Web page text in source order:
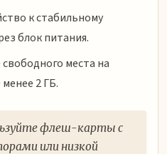
к стабильному
блок питания.
места на
2 ГБ.
флеш-карты с
или низкой